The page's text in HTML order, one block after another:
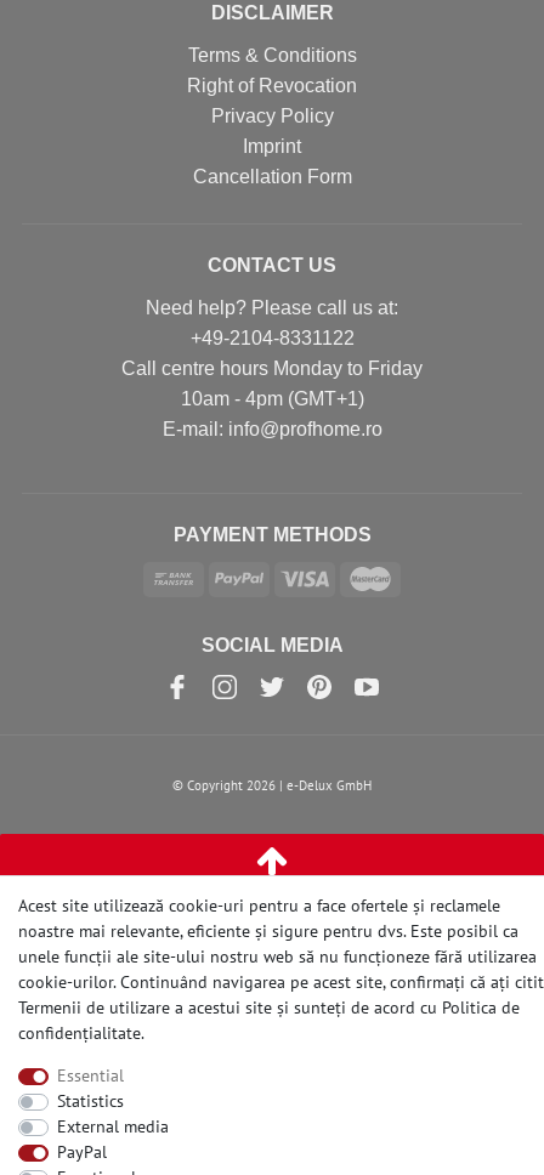
DISCLAIMER
Terms & Conditions
Right of Revocation
Privacy Policy
Imprint
Cancellation Form
CONTACT US
Need help? Please call us at:
+49-2104-8331122
Call centre hours Monday to Friday
10am - 4pm (GMT+1)
Е-mail: info@profhome.ro
PAYMENT METHODS
SOCIAL MEDIA
© Copyright 2026 | e-Delux GmbH
Acest site utilizează cookie-uri pentru a face ofertele și reclamele
noastre mai relevante, eficiente și sigure pentru dvs. Este posibil ca
unele funcții ale site-ului nostru web să nu funcționeze fără utilizarea
cookie-urilor. Continuând navigarea pe acest site, confirmați că ați citit
Termenii de utilizare a acestui site și sunteți de acord cu Politica de
confidențialitate.
Essential
Statistics
External media
PayPal